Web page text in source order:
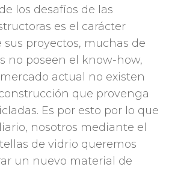
los desafíos de las
es el carácter
proyectos, muchas de
no poseen el know-how,
actual no existen
que provenga
Es por esto por lo que
nosotros mediante el
de vidrio queremos
un nuevo material de